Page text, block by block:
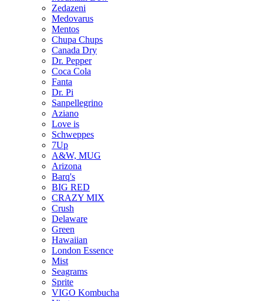
Zedazeni
Medovarus
Mentos
Chupa Chups
Canada Dry
Dr. Pepper
Coca Cola
Fanta
Dr. Pi
Sanpellegrino
Aziano
Love is
Schweppes
7Up
A&W, MUG
Arizona
Barq's
BIG RED
CRAZY MIX
Crush
Delaware
Green
Hawaiian
London Essence
Mist
Seagrams
Sprite
VIGO Kombucha